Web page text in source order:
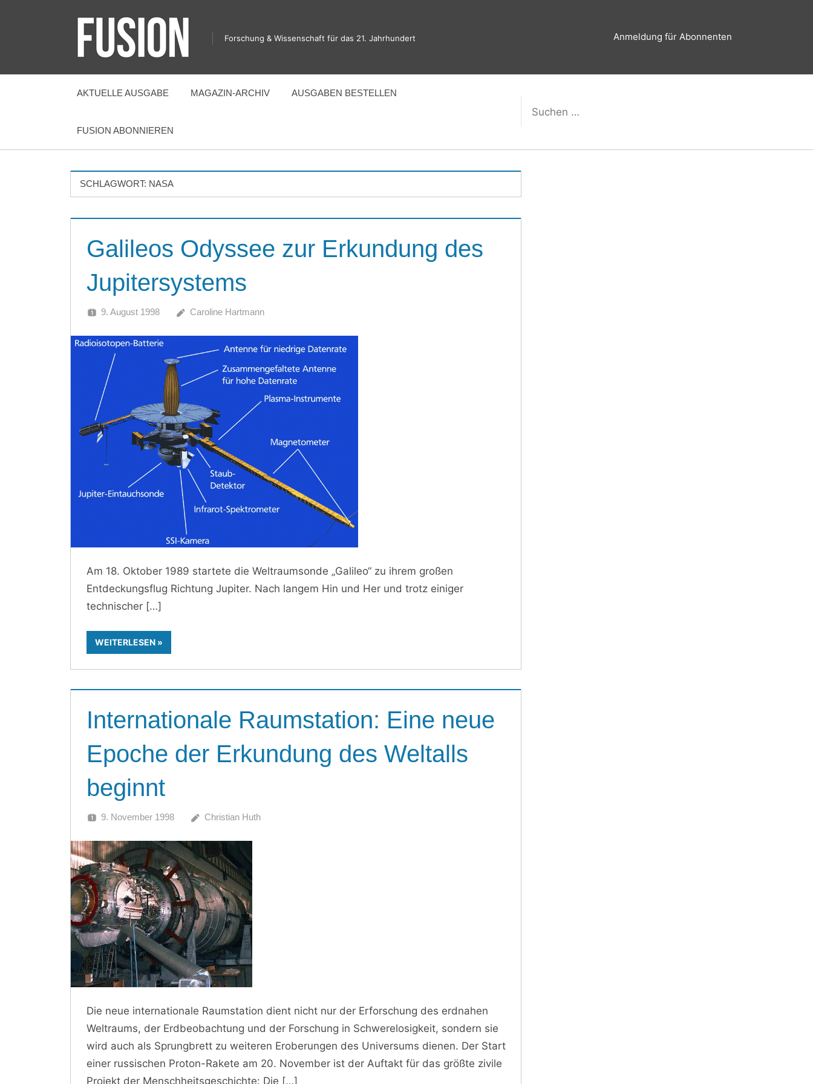
FUSION
Forschung & Wissenschaft für das 21. Jahrhundert Anmeldung für Abonnenten
AKTUELLE AUSGABE MAGAZIN-ARCHIV AUSGABEN BESTELLEN
FUSION ABONNIEREN
SCHLAGWORT: NASA
Galileos Odyssee zur Erkundung des
Jupitersystems
9. August 1998 Caroline Hartmann
Am 18. Oktober 1989 startete die Weltraumsonde „Galileo“ zu ihrem großen
Entdeckungsflug Richtung Jupiter. Nach langem Hin und Her und trotz einiger
technischer
WEITERLESEN
Internationale Raumstation: Eine neue
Epoche der Erkundung des Weltalls
beginnt
9. November 1998 Christian Huth
Die neue internationale Raumstation dient nicht nur der Erforschung des erdnahen
Weltraums, der Erdbeobachtung und der Forschung in Schwerelosigkeit, sondern sie
wird auch als Sprungbrett zu weiteren Eroberungen des Universums dienen. Der Start
einer russischen Proton-Rakete am 20. November ist der Auftakt für das größte zivile
Projekt der Menschheitsgeschichte: Die